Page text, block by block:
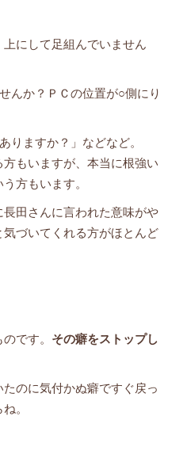
上にして足組んでいません
んか？ＰＣの位置が○側にり
りますか？」などなど。
方もいますが、本当に根強い
方もいます。
田さんに言われた意味がや
づいてくれる方がほとんど
です。 その癖をストップし
のに気付かぬ癖ですぐ戻っ
。